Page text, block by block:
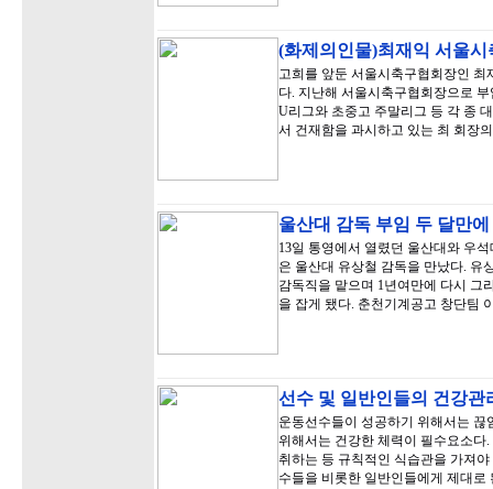
(화제의인물)최재익 서울
고희를 앞둔 서울시축구협회장인
다. 지난해 서울시축구협회장으로
U리그와 초중고 주말리그 등 각 종
서 건재함을 과시하고 있는 최 회장
울산대 감독 부임 두 달만
13일 통영에서 열렸던 울산대와 우
은 울산대 유상철 감독을 만났다. 유
감독직을 맡으며 1년여만에 다시 그
을 잡게 됐다. 춘천기계공고 창단팀
선수 및 일반인들의 건강
운동선수들이 성공하기 위해서는
위해서는 건강한 체력이 필수요소
취하는 등 규칙적인 식습관을 가져
수들을 비롯한 일반인들에게 제대